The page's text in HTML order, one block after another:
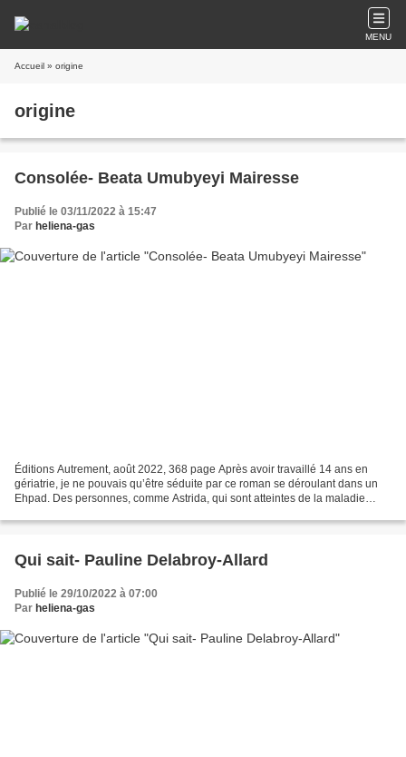
MENU
Accueil » origine
origine
Consolée- Beata Umubyeyi Mairesse
Publié le 03/11/2022 à 15:47
Par heliena-gas
Éditions Autrement, août 2022, 368 page Après avoir travaillé 14 ans en
gériatrie, je ne pouvais qu’être séduite par ce roman se déroulant dans un
Ehpad. Des personnes, comme Astrida, qui sont atteintes de la maladie
Qui sait- Pauline Delabroy-Allard
Publié le 29/10/2022 à 07:00
Par heliena-gas